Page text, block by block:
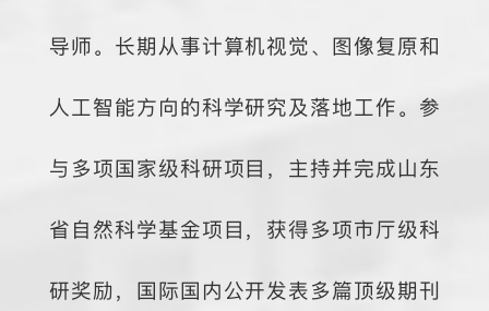
导师。长期从事计算机视觉、图像复原和
人工智能方向的科学研究及落地工作。参
与多项国家级科研项目，主持并完成山东
省自然科学基金项目，获得多项市厅级科
研奖励，国际国内公开发表多篇顶级期刊